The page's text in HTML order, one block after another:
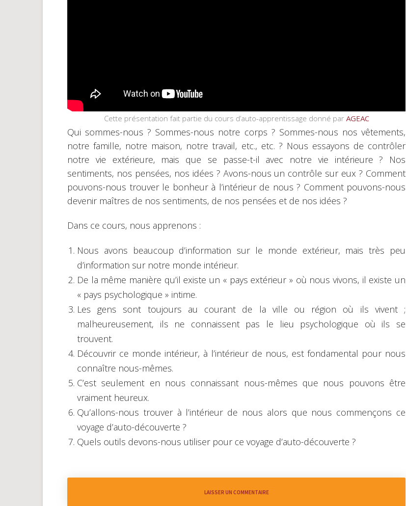
Cette présentation fait partie du cours d’auto-apprentissage donné par AGEAC
Qui sommes-nous ? Sommes-nous notre corps ? Sommes-nous nos vêtements,
notre famille, notre maison, notre travail, etc., etc. ? Nous essayons de contrôler
notre vie extérieure, mais que se passe-t-il avec notre vie intérieure ? Nos
sentiments, nos pensées, nos idées ? Avons-nous un contrôle sur eux ? Comment
pouvons-nous trouver le bonheur à l’intérieur de nous ? Comment pouvons-nous
devenir maîtres de nos sentiments, de nos pensées et de nos idées ?
Dans ce cours, nous apprenons :
Nous avons beaucoup d’information sur le monde extérieur, mais très peu
d’information sur notre monde intérieur.
De la même manière qu’il existe un « pays extérieur » où nous vivons, il existe un
« pays psychologique » intime.
Les gens sont toujours au courant de la ville ou région où ils vivent ;
malheureusement, ils ne connaissent pas le lieu psychologique où ils se
trouvent.
Découvrir ce monde intérieur, à l’intérieur de nous, est fondamental pour nous
connaître nous-mêmes.
C’est seulement en nous connaissant nous-mêmes que nous pouvons être
vraiment heureux.
Qu’allons-nous trouver à l’intérieur de nous alors que nous commençons ce
voyage d’auto-découverte ?
Quels outils devons-nous utiliser pour ce voyage d’auto-découverte ?
LAISSER UN COMMENTAIRE